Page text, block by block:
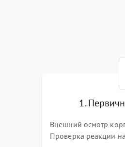
Система
1.
Внешний осмотр
Проверка реакции